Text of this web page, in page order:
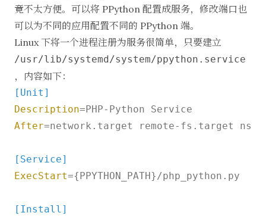
竟不太方便。可以将 PPython 配置成服务，修改端口也
可以为不同的应用配置不同的 PPython 端。
Linux 下将一个进程注册为服务很简单，只要建立
/usr/lib/systemd/system/ppython.service
，内容如下：
[Unit]
Description
After=network.target remote-fs.target
[Service]
ExecStart={PPYTHON_PATH}/php_python.py
[Install]